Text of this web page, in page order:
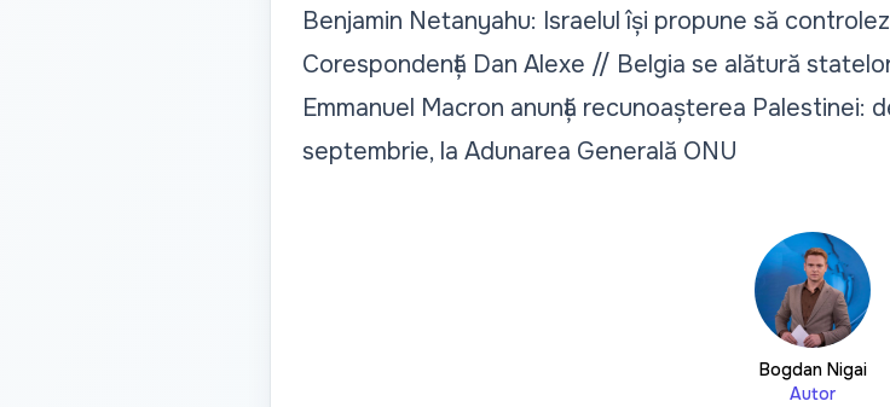
Benjamin Netanyahu: Israelul își propune să
Corespondență Dan Alexe // Belgia se alătură
Emmanuel Macron anunță recunoașterea Palestinei:
septembrie, la Adunarea Generală ONU
Bogdan Nigai
Autor